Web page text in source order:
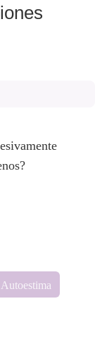
Autoestima